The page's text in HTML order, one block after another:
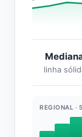
linha
REGIONAL ·